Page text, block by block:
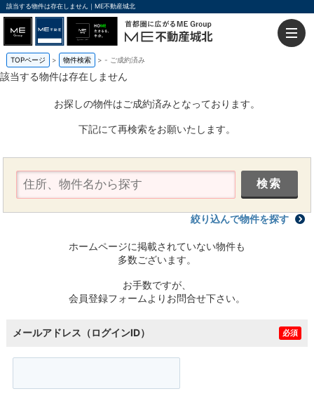
該当する物件は存在しません｜ME不動産城北
TOPページ 物件検索 - ご成約済み
該当する物件は存在しません
お探しの物件はご成約済みとなっております。
下記にて再検索をお願いたします。
絞り込んで物件を探す
ホームページに掲載されていない物件も
多数ございます。
お手数ですが、
会員登録フォームよりお問合せ下さい。
メールアドレス（ログインID） 必須